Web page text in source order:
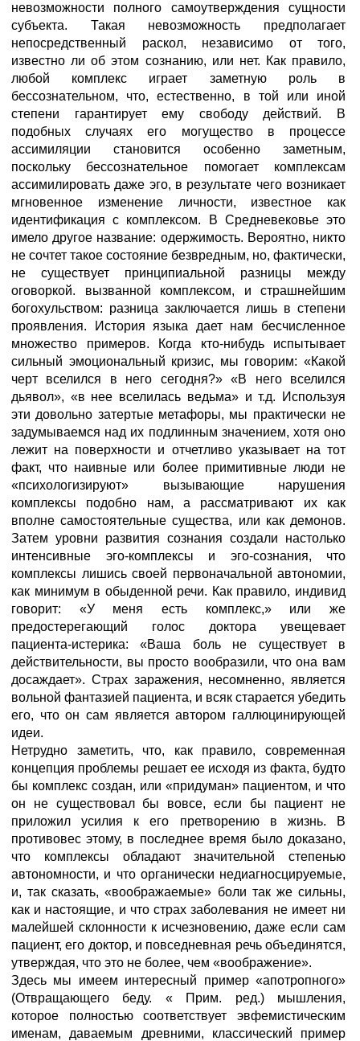
невозможности полного самоутверждения сущности
субъекта. Такая невозможность предполагает
непосредственный раскол, независимо от того,
известно ли об этом сознанию, или нет. Как правило,
любой комплекс играет заметную роль в
бессознательном, что, естественно, в той или иной
степени гарантирует ему свободу действий. В
подобных случаях его могущество в процессе
ассимиляции становится особенно заметным,
поскольку бессознательное помогает комплексам
ассимилировать даже эго, в результате чего возникает
мгновенное изменение личности, известное как
идентификация с комплексом. В Средневековье это
имело другое название: одержимость. Вероятно, никто
не сочтет такое состояние безвредным, но, фактически,
не существует принципиальной разницы между
оговоркой. вызванной комплексом, и страшнейшим
богохульством: разница заключается лишь в степени
проявления. История языка дает нам бесчисленное
множество примеров. Когда кто-нибудь испытывает
сильный эмоциональный кризис, мы говорим: «Какой
черт вселился в него сегодня?» «В него вселился
дьявол», «в нее вселилась ведьма» и т.д. Используя
эти довольно затертые метафоры, мы практически не
задумываемся над их подлинным значением, хотя оно
лежит на поверхности и отчетливо указывает на тот
факт, что наивные или более примитивные люди не
«психологизируют» вызывающие нарушения
комплексы подобно нам, а рассматривают их как
вполне самостоятельные существа, или как демонов.
Затем уровни развития сознания создали настолько
интенсивные эго-комплексы и эго-сознания, что
комплексы лишись своей первоначальной автономии,
как минимум в обыденной речи. Как правило, индивид
говорит: «У меня есть комплекс,» или же
предостерегающий голос доктора увещевает
пациента-истерика: «Ваша боль не существует в
действительности, вы просто вообразили, что она вам
досаждает». Страх заражения, несомненно, является
вольной фантазией пациента, и всяк старается убедить
его, что он сам является автором галлюцинирующей
идеи.
Нетрудно заметить, что, как правило, современная
концепция проблемы решает ее исходя из факта, будто
бы комплекс создан, или «придуман» пациентом, и что
он не существовал бы вовсе, если бы пациент не
приложил усилия к его претворению в жизнь. В
противовес этому, в последнее время было доказано,
что комплексы обладают значительной степенью
автономности, и что органически недиагносцируемые,
и, так сказать, «воображаемые» боли так же сильны,
как и настоящие, и что страх заболевания не имеет ни
малейшей склонности к исчезновению, даже если сам
пациент, его доктор, и повседневная речь объединятся,
утверждая, что это не более, чем «воображение».
Здесь мы имеем интересный пример «апотропного»
(Отвращающего беду. « Прим. ред.) мышления,
которое полностью соответствует эвфемистическим
именам, даваемым древними, классический пример